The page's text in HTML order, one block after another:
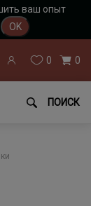
ваш опыт
OK
0 0
ПОИСК